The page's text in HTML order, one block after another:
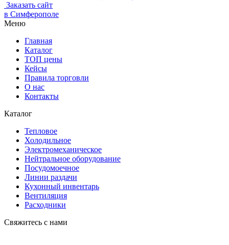
Заказать сайт
в Симферополе
Меню
Главная
Каталог
ТОП цены
Кейсы
Правила торговли
О нас
Контакты
Каталог
Тепловое
Холодильное
Электромеханическое
Нейтральное оборудование
Посудомоечное
Линии раздачи
Кухонный инвентарь
Вентиляция
Расходники
Свяжитесь с нами